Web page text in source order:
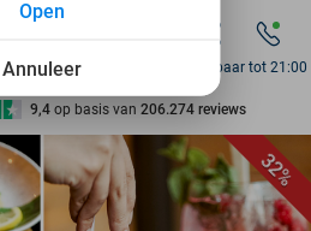
per week beschikbaar
10+ miljoen leden
9,4 op basis van 206.274 reviews
15.000+ deals
per week beschikbaar
Bereikbaar tot 21:00
32%
Annuleer
Open